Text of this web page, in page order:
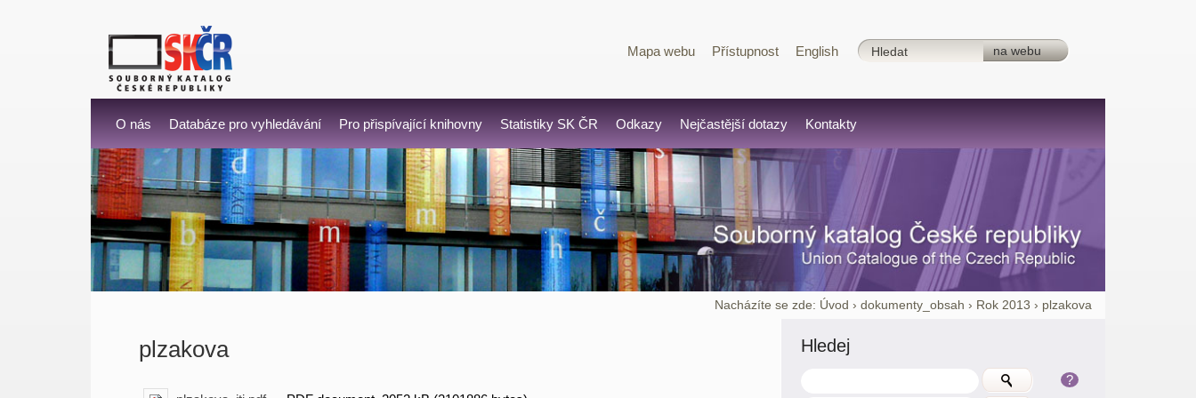
Mapa webu Přístupnost English
O nás Databáze pro vyhledávání Pro přispívající knihovny Statistiky SK ČR Odkazy Nejčastější dotazy Kontakty
Nacházíte se zde: Úvod ›dokumenty_obsah › Rok 2013 › plzakova
plzakova Hledej
?